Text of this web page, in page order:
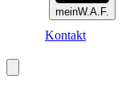
meinW.A.F.
Kontakt